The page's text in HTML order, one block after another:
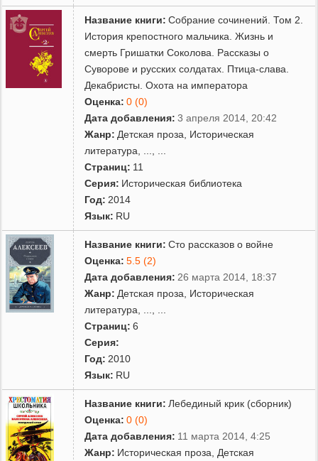
Название книги: Собрание сочинений. Том 2.
История крепостного мальчика. Жизнь и
смерть Гришатки Соколова. Рассказы о
Суворове и русских солдатах. Птица-слава.
Декабристы. Охота на императора
Оценка: 0 (0)
Дата добавления: 3 апреля 2014, 20:42
Жанр: Детская проза
Историческая
литература
Страниц: 11
Серия: Историческая библиотека
Год: 2014
Язык: RU
Название книги: Сто рассказов о войне
Оценка: 5.5 (2)
Дата добавления: 26 марта 2014, 18:37
Жанр: Детская проза
Историческая
литература
Страниц: 6
Серия:
Год: 2010
Язык: RU
Название книги: Лебединый крик (сборник)
Оценка: 0 (0)
Дата добавления: 11 марта 2014, 4:25
Жанр: Историческая проза
Детская